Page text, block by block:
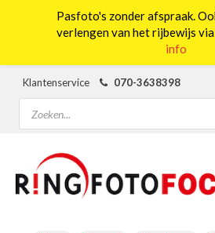
Klantenservice
070-3638398
Producten
zoeken
Pasfoto's zonder afspraak.
verlengen van het rijbewijs
info